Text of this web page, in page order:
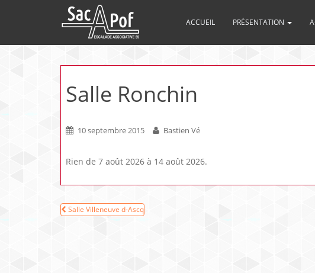
ACCUEIL PRÉSENTATION
Salle Ronchin
10 septembre 2015 Bastien Vé
Rien de 7 août 2026 à 14 août 2026.
Navigation
Salle Villeneuve d-Ascq